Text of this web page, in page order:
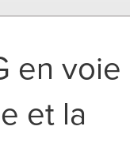
en voie
et la